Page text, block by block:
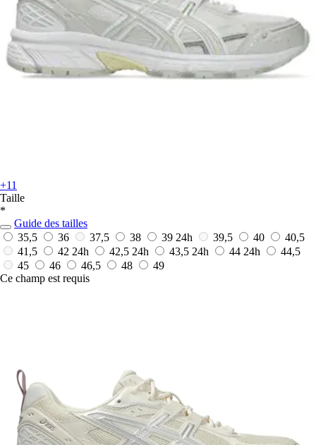
+11
Taille
*
Guide des tailles
35,5
36 37,5 38 39 24h 39,5 40
40,5
41,5
42 24h 42,5 24h 43,5 24h 44 24h
44,5
45
46 46,5 48
49
Ce champ est requis